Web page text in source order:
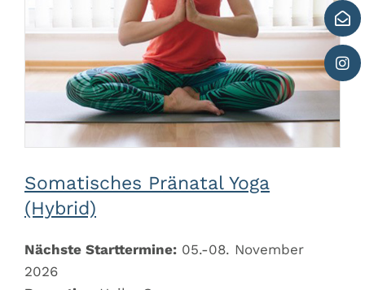
Somatisches Pränatal Yoga
(Hybrid)
Nächste Starttermine: 05.-08. November
2026